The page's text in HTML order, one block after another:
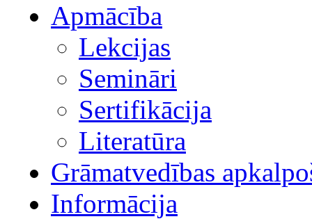
Apmācība
Lekcijas
Semināri
Sertifikācija
Literatūra
Grāmatvedības
Informācija